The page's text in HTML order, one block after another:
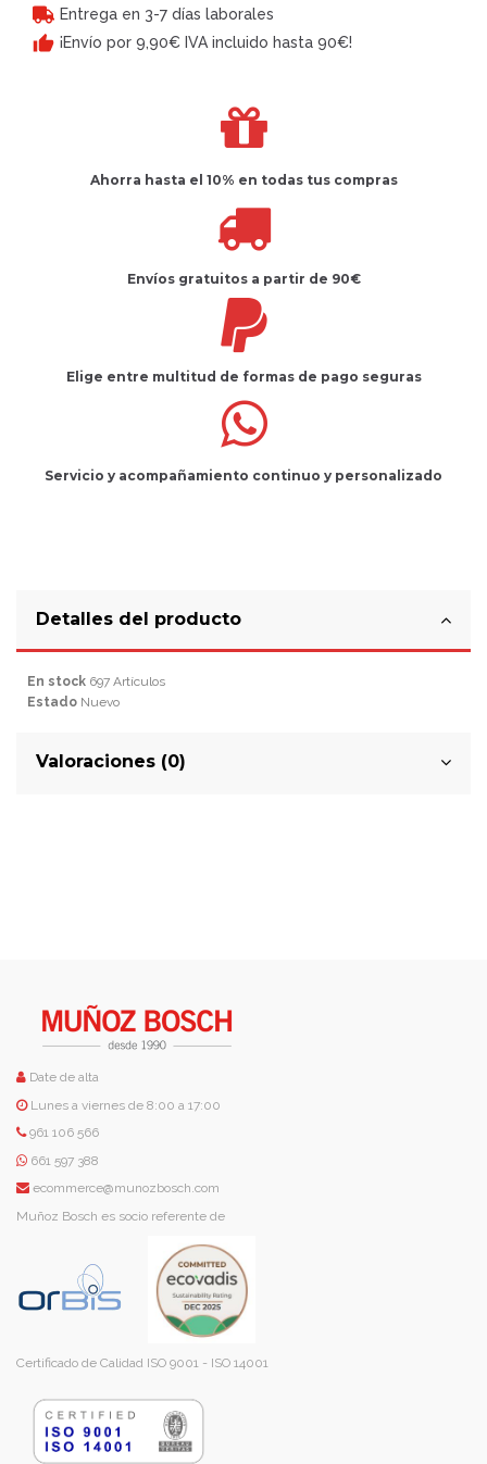
Entrega en 3-7 días laborales
¡Envío por 9,90€ IVA incluido hasta 90€!
Ahorra hasta el 10% en todas tus compras
Envíos gratuitos a partir de 90€
Elige entre multitud de formas de pago seguras
Servicio y acompañamiento continuo y personalizado
Detalles del producto
En stock 697 Artículos
Estado Nuevo
Valoraciones (0)
Date de alta
Lunes a viernes de 8:00 a 17:00
961 106 566
661 597 388
ecommerce@munozbosch.com
Muñoz Bosch es socio referente de
Certificado de Calidad ISO 9001 - ISO 14001